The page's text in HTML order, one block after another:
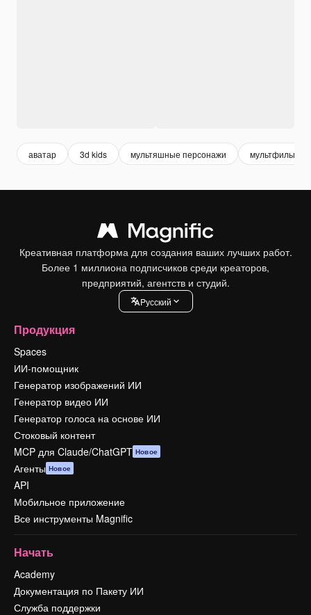
аватар 3d kids мультяшные персонажи мультфильм
Креативная платформа для создания ваших лучших работ.
Более 1 миллиона подписчиков среди креаторов,
предприятий, агентств и студий.
Pусский
Продукция
Spaces
ИИ-помощник
Генератор изображений ИИ
Генератор видео ИИ
Генератор голоса на основе ИИ
Стоковый контент
MCP для Claude/ChatGPT Новое
Агенты Новое
API
Мобильное приложение
Все инструменты Magnific
Начать
Academy
Документация по Пакету ИИ
Служба поддержки